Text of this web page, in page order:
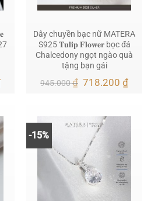
Giá
528.000 ₫.
Dây chuyền bạc nữ MATERA
S925 𝐓𝐮𝐥𝐢𝐩 𝐅𝐥𝐨𝐰𝐞𝐫 bọc đá
Chalcedony ngọt ngào quà
tặng bạn gái
945.000₫ Giá
718.200₫Giá
-15%